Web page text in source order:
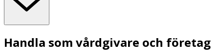
Handla som vårdgivare och företag